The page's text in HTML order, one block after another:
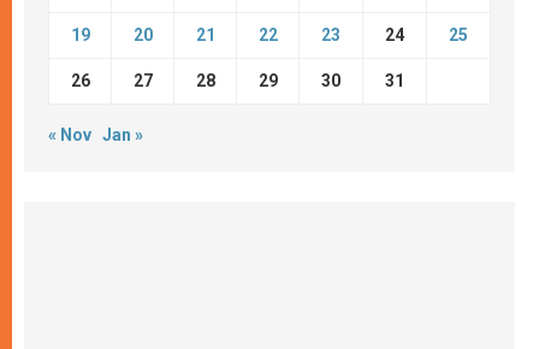
19 20 21 22 23 24 25
26 27 28 29 30 31
« Nov Jan »